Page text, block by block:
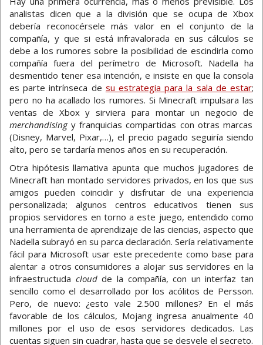
analistas dicen que a la división que se ocupa de Xbox
debería reconocérsele más valor en el conjunto de la
compañía, y que si está infravalorada en sus cálculos se
debe a los rumores sobre la posibilidad de escindirla como
compañía fuera del perímetro de Microsoft. Nadella ha
desmentido tener esa intención, e insiste en que la consola
es parte intrínseca de su estrategia para la sala de estar;
pero no ha acallado los rumores. Si Minecraft impulsara las
ventas de Xbox y sirviera para montar un negocio de
merchandisingy franquicias compartidas con otras marcas
(Disney, Marvel, Pixar,…), el precio pagado seguiría siendo
alto, pero se tardaría menos años en su recuperación.
Otra hipótesis llamativa apunta que muchos jugadores de
Minecraft han montado servidores privados, en los que sus
amigos pueden coincidir y disfrutar de una experiencia
personalizada; algunos centros educativos tienen sus
propios servidores en torno a este juego, entendido como
una herramienta de aprendizaje de las ciencias, aspecto que
Nadella subrayó en su parca declaración. Sería relativamente
fácil para Microsoft usar este precedente como base para
alentar a otros consumidores a alojar sus servidores en la
infraestructuda cloudde la compañía, con un interfaz tan
sencillo como el desarrollado por los acólitos de Persson.
Pero, de nuevo: ¿esto vale 2.500 millones? En el más
favorable de los cálculos, Mojang ingresa anualmente 40
millones por el uso de esos servidores dedicados. Las
cuentas siguen sin cuadrar, hasta que se desvele el secreto.